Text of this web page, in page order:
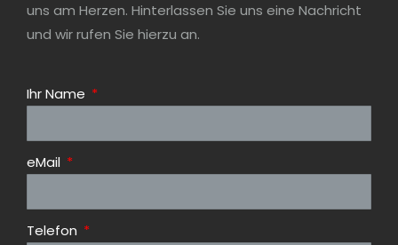
uns am Herzen. Hinterlassen Sie uns eine Nachricht
und wir rufen Sie hierzu an.
Ihr Name
eMail
Telefon